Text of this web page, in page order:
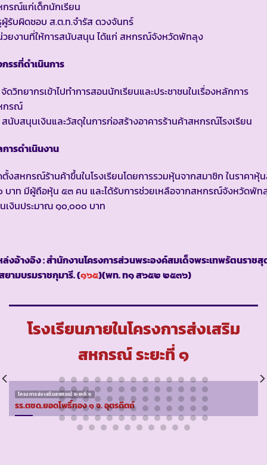
รณ์แก่เด็กนักเรียน
รับผิดชอบ ส.ต.ท.จำรัส ดวงจันทร์
ยงานที่ให้การสนับสนุน ได้แก่ สหกรณ์จังหวัดพัทลุง
รรที่ดำเนินการ
ดวิทยากรเข้าไปทำการสอนนักเรียนและประชาชนในเรื่องหลักการ
กรณ์
นับสนุนเงินและวัสดุในการก่อสร้างอาคารร้านค้าสหกรณ์โรงเรียน
ารดำเนินงาน
งสหกรณ์ร้านค้าขึ้นในโรงเรียนโดยการรวมหุ้นจากสมาชิก ในราคาหุ้น
บาท มีผู้ถือหุ้น ๕๓ คน และได้รับการช่วยเหลือจากสหกรณ์จังหวัดพัท
เงินประมาณ ๑๐,๐๐๐ บาท
งอ้างอิง : สำนักงานโครงการส่วนพระองค์สมเด็จพระเทพรัตนราชสุ
ยามบรมราชกุมารี. (๑๖๕)(พท. ท๑ ส๖๕๒ ๒๕๓๖)
โรงเรียนภายในโครงการส่งเสริม
สหกรณ์ ระยะที่ ๑
โครงการส่งเสริมสหกรณ์ ระยะที่ ๑
รร.ตชด.ยอดโพธิ์ทอง ๑ จ. อุตรดิตถ์